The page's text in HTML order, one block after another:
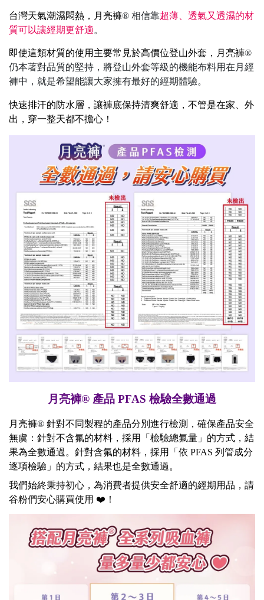
台灣天氣潮濕悶熱，月亮褲® 相信靠超薄、透氣又透濕的材
質可以讓經期更舒適。
即使這類材質的使用主要常見於高價位登山外套，月亮褲®
仍本著對品質的堅持，將登山外套等級的機能布料用在月經
褲中，就是希望能讓大家擁有最好的經期體驗。
快速排汗的防水層，讓褲底保持清爽舒適，不管是在家、外
出，穿一整天都不擔心！
月亮褲® 產品 PFAS 檢驗全數通過
月亮褲® 針對不同製程的產品分別進行檢測，確保產品安全
無虞：針對不含氟的材料，採用「檢驗總氟量」的方式，結
果為全數通過。針對含氟的材料，採用「依 PFAS 列管成分
逐項檢驗」的方式，結果也是全數通過。
我們始終秉持初心，為消費者提供安全舒適的經期用品，請
谷粉們安心購買使用 ❤️！